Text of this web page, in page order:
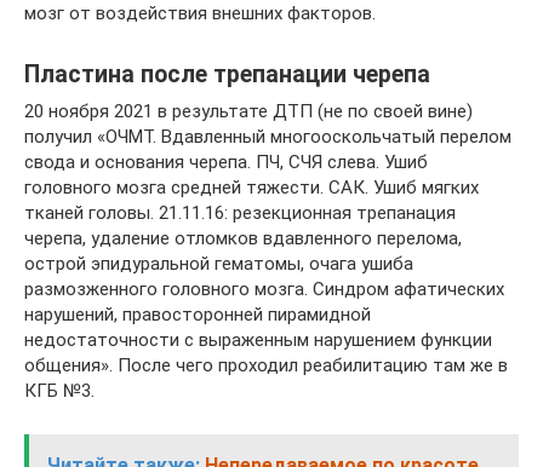
мозг от воздействия внешних факторов.
Пластина после трепанации черепа
20 ноября 2021 в результате ДТП (не по своей вине)
получил «ОЧМТ. Вдавленный многооскольчатый перелом
свода и основания черепа. ПЧ, СЧЯ слева. Ушиб
головного мозга средней тяжести. САК. Ушиб мягких
тканей головы. 21.11.16: резекционная трепанация
черепа, удаление отломков вдавленного перелома,
острой эпидуральной гематомы, очага ушиба
размозженного головного мозга. Синдром афатических
нарушений, правосторонней пирамидной
недостаточности с выраженным нарушением функции
общения». После чего проходил реабилитацию там же в
КГБ №3.